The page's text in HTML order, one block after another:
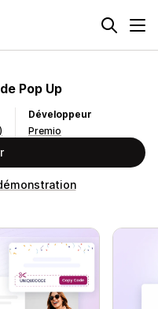
Pop Up
Développeur
Premio